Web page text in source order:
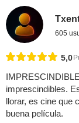
605
5,0
imprescindibles.
llorar, es cine que
buena película.